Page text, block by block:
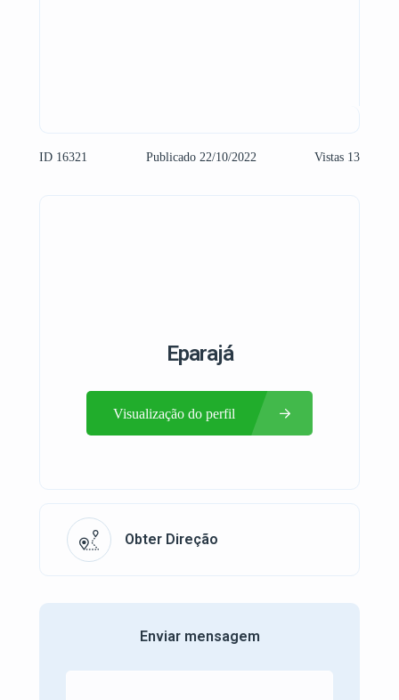
ID 16321 Publicado 22/10/2022 Vistas 13
Eparajá
Visualização do perfil
Obter Direção
Enviar mensagem